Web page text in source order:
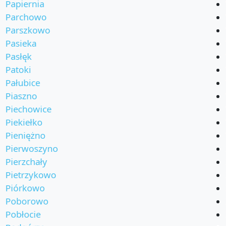
Papiernia
Parchowo
Parszkowo
Pasieka
Pasłęk
Patoki
Pałubice
Piaszno
Piechowice
Piekiełko
Pieniężno
Pierwoszyno
Pierzchały
Pietrzykowo
Piórkowo
Poborowo
Pobłocie